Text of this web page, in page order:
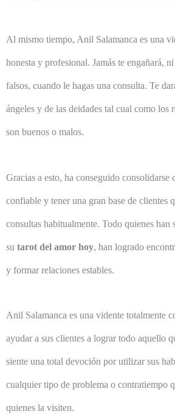
Al mismo tiempo, Anil Salamanca es una
honesta y profesional. Jamás te engañará,
falsos, cuando le hagas una consulta. Te
ángeles y de las deidades tal cual como los
son buenos o malos.
Gracias a esto, ha conseguido
confiable y tener una gran base de clientes
consultas habitualmente. Todo quienes han
su tarot del amor hoy, han logrado
y formar relaciones estables.
Anil Salamanca es una vidente totalmente
ayudar a sus clientes a lograr todo aquello
siente una total devoción por utilizar sus
cualquier tipo de problema o contratiempo
quienes la visiten.